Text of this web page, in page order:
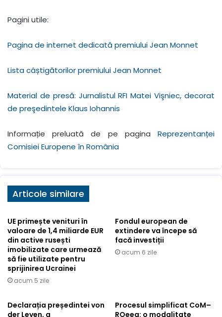
Pagini utile:
Pagina de internet dedicată premiului Jean Monnet
Lista câștigătorilor premiului Jean Monnet
Material de presă: Jurnalistul RFI Matei Vişniec, decorat
de preşedintele Klaus Iohannis
Informație preluată de pe pagina Reprezentanței
Comisiei Europene în România
Articole similare
UE primește venituri în
valoare de 1,4 miliarde EUR
din active rusești
imobilizate care urmează
să fie utilizate pentru
sprijinirea Ucrainei
acum 5 zile
Fondul european de
extindere va începe să
facă investiții
acum 6 zile
Declarația președintei von
der Leyen, a
Procesul simplificat CoM–
ROeea: o modalitate